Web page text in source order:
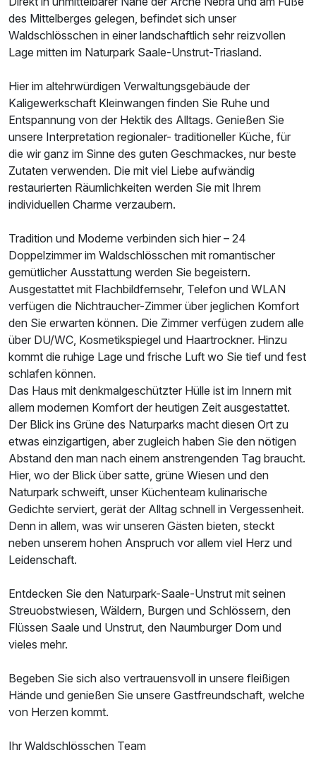
des Mittelberges gelegen, befindet sich unser
Waldschlösschen in einer landschaftlich sehr reizvollen
Lage mitten im Naturpark Saale-Unstrut-Triasland.
Hier im altehrwürdigen Verwaltungsgebäude der
Kaligewerkschaft Kleinwangen finden Sie Ruhe und
Entspannung von der Hektik des Alltags. Genießen Sie
unsere Interpretation regionaler- traditioneller Küche, für
die wir ganz im Sinne des guten Geschmackes, nur beste
Zutaten verwenden. Die mit viel Liebe aufwändig
restaurierten Räumlichkeiten werden Sie mit Ihrem
individuellen Charme verzaubern.
Tradition und Moderne verbinden sich hier – 24
Doppelzimmer im Waldschlösschen mit romantischer
gemütlicher Ausstattung werden Sie begeistern.
Ausgestattet mit Flachbildfernsehr, Telefon und WLAN
verfügen die Nichtraucher-Zimmer über jeglichen Komfort
den Sie erwarten können. Die Zimmer verfügen zudem alle
über DU/WC, Kosmetikspiegel und Haartrockner. Hinzu
kommt die ruhige Lage und frische Luft wo Sie tief und fest
schlafen können.
Das Haus mit denkmalgeschützter Hülle ist im Innern mit
allem modernen Komfort der heutigen Zeit ausgestattet.
Der Blick ins Grüne des Naturparks macht diesen Ort zu
etwas einzigartigen, aber zugleich haben Sie den nötigen
Abstand den man nach einem anstrengenden Tag braucht.
Hier, wo der Blick über satte, grüne Wiesen und den
Naturpark schweift, unser Küchenteam kulinarische
Gedichte serviert, gerät der Alltag schnell in Vergessenheit.
Denn in allem, was wir unseren Gästen bieten, steckt
neben unserem hohen Anspruch vor allem viel Herz und
Leidenschaft.
Entdecken Sie den Naturpark-Saale-Unstrut mit seinen
Streuobstwiesen, Wäldern, Burgen und Schlössern, den
Flüssen Saale und Unstrut, den Naumburger Dom und
vieles mehr.
Begeben Sie sich also vertrauensvoll in unsere fleißigen
Hände und genießen Sie unsere Gastfreundschaft, welche
von Herzen kommt.
Ihr Waldschlösschen Team